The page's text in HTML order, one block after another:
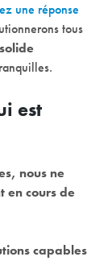
une réponse
tous
solide
est
nous ne
en cours de
capables